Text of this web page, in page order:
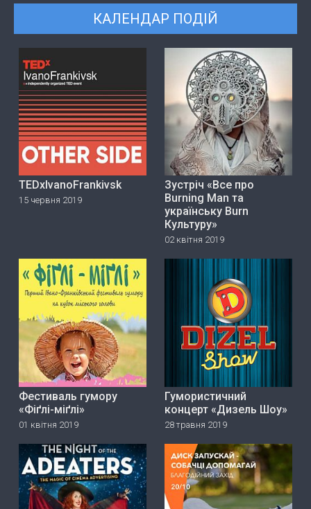
КАЛЕНДАР ПОДІЙ
TEDxIvanoFrankivsk
15 червня 2019
Зустріч «Все про
Burning Man та
українську Burn
Культуру»
02 квітня 2019
Фестиваль гумору
«Фіґлі-міґлі»
01 квітня 2019
Гумористичний
концерт «Дизель Шоу»
28 травня 2019